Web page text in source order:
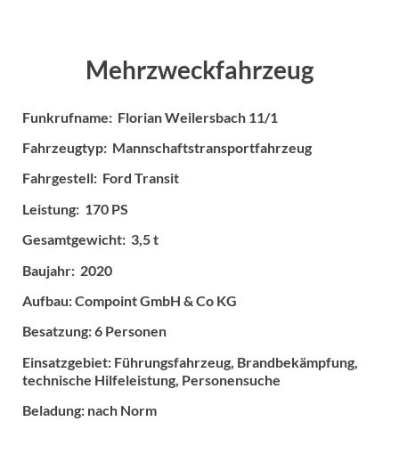
Mehrzweckfahrzeug
Funkrufname: Florian Weilersbach 11/1
Fahrzeugtyp: Mannschaftstransportfahrzeug
Fahrgestell: Ford Transit
Leistung: 170 PS
Gesamtgewicht: 3,5 t
Baujahr: 2020
Aufbau: Compoint GmbH & Co KG
Besatzung: 6 Personen
Einsatzgebiet: Führungsfahrzeug, Brandbekämpfung,
technische Hilfeleistung, Personensuche
Beladung: nach Norm